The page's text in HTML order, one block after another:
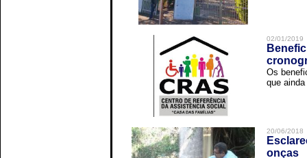
02/01/2019
Os
que
20/06/2018
onças